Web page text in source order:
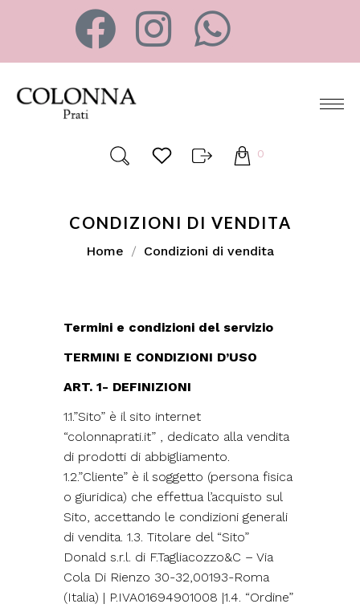
0
CONDIZIONI DI VENDITA
Home Condizioni di vendita
Termini e condizioni del servizio
TERMINI E CONDIZIONI D’USO
ART. 1- DEFINIZIONI
1.1.”Sito” è il sito internet
“colonnaprati.it” , dedicato alla vendita
di prodotti di abbigliamento.
1.2.”Cliente” è il soggetto (persona fisica
o giuridica) che effettua l’acquisto sul
Sito, accettando le condizioni generali
di vendita. 1.3. Titolare del “Sito”
Donald s.r.l. di F.Tagliacozzo&C – Via
Cola Di Rienzo 30-32,00193-Roma
(Italia) | P.IVA01694901008 |1.4. “Ordine”